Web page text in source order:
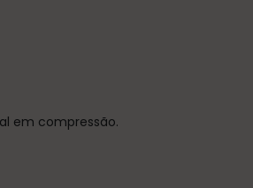
em compressão.